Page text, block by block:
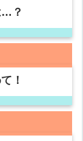
…？
！